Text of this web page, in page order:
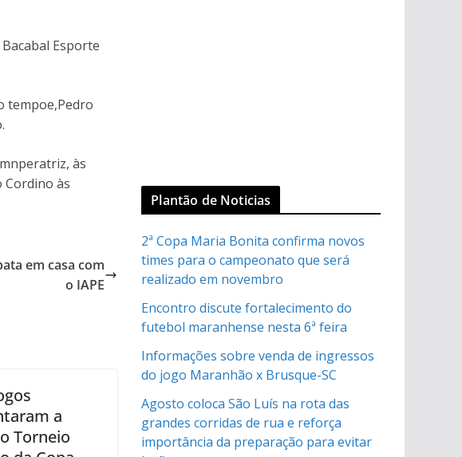
Esporte
tempoe,Pedro
às
Cordino às
em casa com
o IAPE
a
Torneio
Plantão de Noticias
2ª Copa Maria Bonita confirma novos
times para o campeonato que será
realizado em novembro
Encontro discute fortalecimento do
futebol maranhense nesta 6ª feira
Informações sobre venda de ingressos
do jogo Maranhão x Brusque-SC
Agosto coloca São Luís na rota das
grandes corridas de rua e reforça
importância da preparação para evitar